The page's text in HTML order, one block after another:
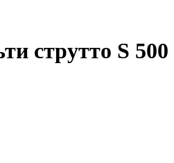
струтто S 500